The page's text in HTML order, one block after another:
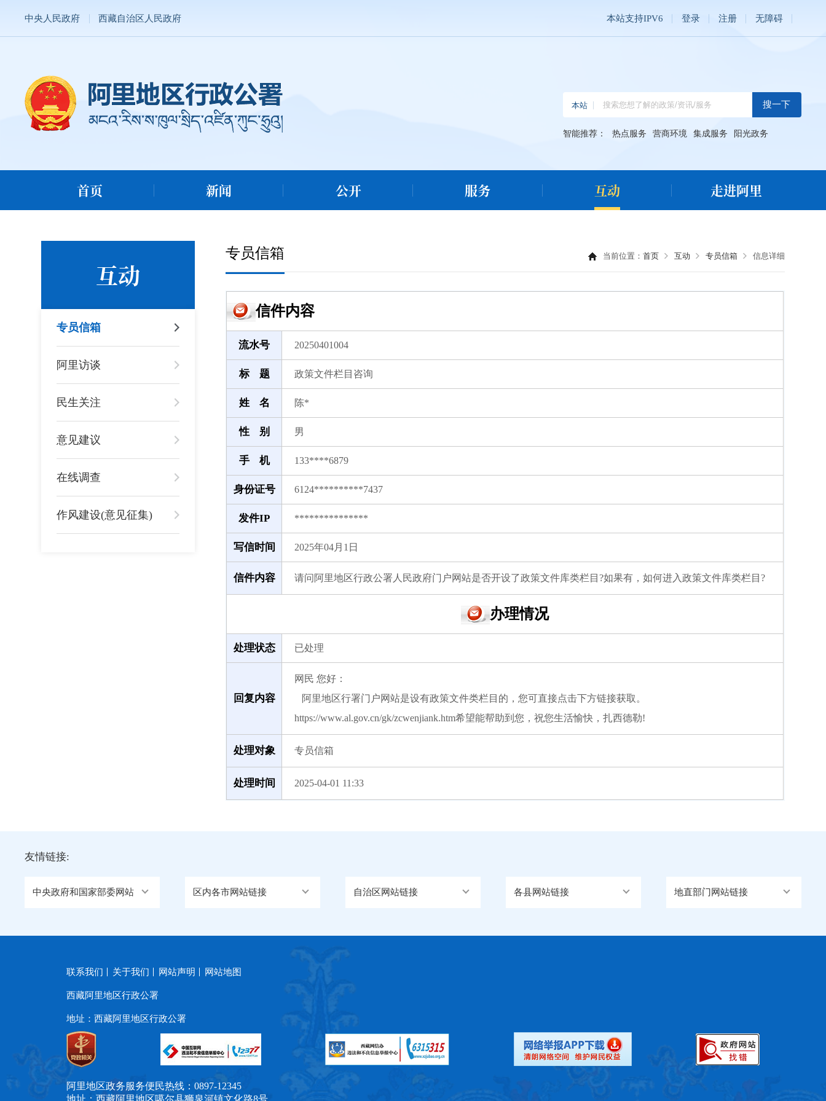
中央人民政府 西藏自治区人民政府 本站支持IPV6 登录 注册 无障碍
智能推荐： 热点服务 营商环境 集成服务 阳光政务
首页 新闻 公开 服务 互动 走进阿里
互动
专员信箱
阿里访谈
民生关注
意见建议
在线调查
作风建设(意见征集)
专员信箱 当前位置： 首页 互动 专员信箱 信息详细
信件内容
流水号 20250401004
标 题 政策文件栏目咨询
姓 名 陈*
性 别 男
手 机 133****6879
身份证号 6124**********7437
发件IP ***************
写信时间 2025年04月1日
信件内容 请问阿里地区行政公署人民政府门户网站是否开设了政策文件库类栏目?如果有，如何进入政策文件库类栏目?
办理情况
处理状态 已处理
回复内容
网民 您好：
阿里地区行署门户网站是设有政策文件类栏目的，您可直接点击下方链接获取。
https://www.al.gov.cn/gk/zcwenjiank.htm希望能帮助到您，祝您生活愉快，扎西德勒!
处理对象 专员信箱
处理时间 2025-04-01 11:33
友情链接:
中央政府和国家部委网站 区内各市网站链接 自治区网站链接 各县网站链接 地直部门网站链接
联系我们 关于我们 网站声明 网站地图
西藏阿里地区行政公署
地址：西藏阿里地区行政公署
阿里地区政务服务便民热线：0897-12345
地址：西藏阿里地区噶尔县狮泉河镇文化路8号